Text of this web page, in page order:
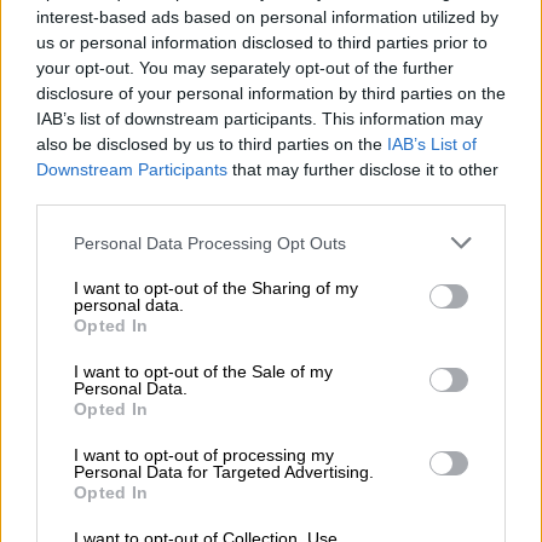
interest-based ads based on personal information utilized by
us or personal information disclosed to third parties prior to
your opt-out. You may separately opt-out of the further
disclosure of your personal information by third parties on the
IAB’s list of downstream participants. This information may
also be disclosed by us to third parties on the IAB’s List of
Downstream Participants that may further disclose it to other
Personal Data Processing Opt Outs
I want to opt-out of the Sharing of my
personal data.
Opted In
I want to opt-out of the Sale of my
Personal Data.
Opted In
I want to opt-out of processing my
Personal Data for Targeted Advertising.
Opted In
euros suponía que el diputado de Unidas Podemos podía
conservar el escaño parlamentario
PorCelia Martín
Más artículos de este autor
viernes, 22 de octubre de 2021
Varios niños y niñas entran en un colegio público de Nadela, Lugo (Galicia)
Una jueza de Marbella retira la